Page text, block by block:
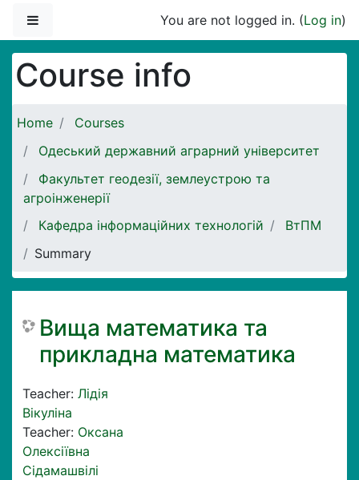
You are not logged in. (Log in)
Course info
Home
Courses
Одеський державний аграрний університет
Факультет геодезії, землеустрою та
агроінженерії
Кафедра інформаційних технологій
ВтПМ
Summary
Вища математика та
прикладна математика
Teacher: Лідія
Вікуліна
Teacher: Оксана
Олексіївна
Сідамашвілі